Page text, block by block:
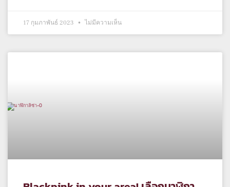
17 กุมภาพันธ์ 2023 ไม่มีความเห็น